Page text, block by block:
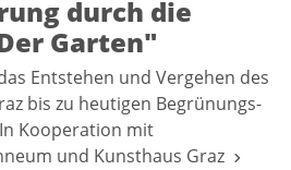
durch die
Garten"
Entstehen und Vergehen des
bis zu heutigen Begrünungs-
Kooperation mit
und Kunsthaus Graz